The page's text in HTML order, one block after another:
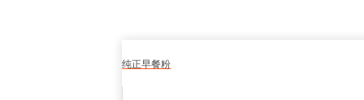
纯正早餐粉